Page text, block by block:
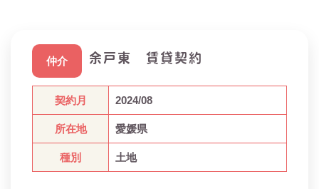
余戸東 賃貸契約
契約月 2024/08
所在地 愛媛県
種別 土地
仲介